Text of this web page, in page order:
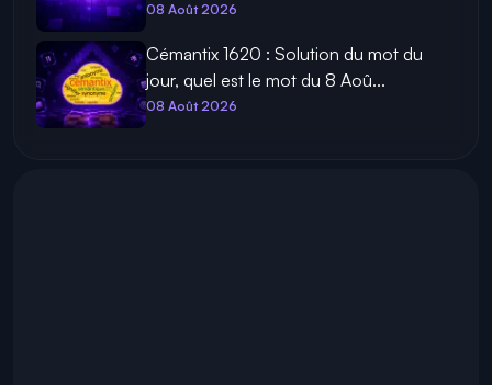
08 Août 2026
Cémantix 1620 : Solution du mot du
jour, quel est le mot du 8 Aoû...
08 Août 2026